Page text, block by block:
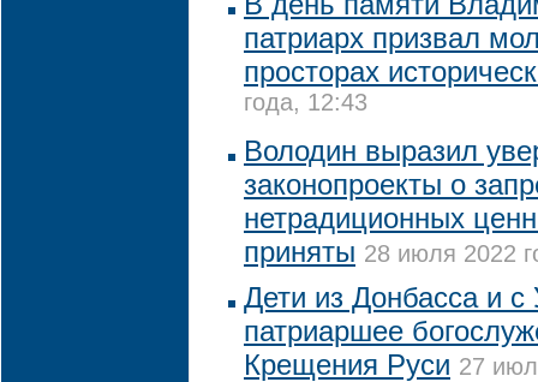
патриарх призвал
просторах
года, 12:43
Володин выразил
законопроекты о
нетрадиционных
приняты 28 июля 2022
Дети из Донбасса и с
патриаршее
Крещения Руси 27